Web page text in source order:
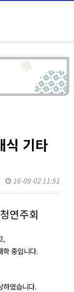
식 기타
16-09-02 11:51
연주회
,
학 중입니다.
하였습니다.